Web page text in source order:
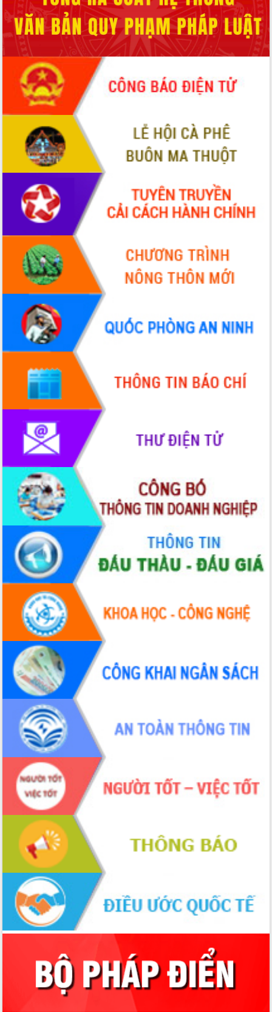
Tập huấn ứng dụng trí tuệ nhân tạo (AI)
trong thương mại điện tử năm 2026
Đoàn đại biểu Quốc hội tỉnh Đắk Lắk
trao đổi thông tin trước Kỳ họp thứ
nhất, Quốc hội khóa XVI
Quyết liệt cải cách hành chính, khơi
thông nguồn lực phát triển
Nâng cao hiệu lực, hiệu quả HĐND
tỉnh thông qua hiện đại hóa hành chính
Xã Ea Phê gắn cải cách hành chính với
chuyển đổi số
Phó Chủ tịch Thường trực UBND tỉnh
Hồ Thị Nguyên Thảo làm việc tại Trung
tâm Phục vụ hành chính công xã Ea
Phê
Xây dựng nền hành chính số đồng
hành cùng nông dân dân, doanh nghiệp
Giai đoạn 2026-2030, Đắk Lắk phấn
đấu có 77% xã đạt chuẩn nông thôn
mới
Chuyển đổi số 'mở đường' cho nông
nghiệp Đắk Lắk tăng trưởng bứt phá
Triển khai đồng bộ đo đạc, lập hồ sơ
địa chính, hoàn thiện cơ sở dữ liệu đất
đai
Ứng dụng sinh trắc học - Bước tiến
trong hành trình chuyển đổi số tại Đắk
Đắk Lắk nâng cao hiệu quả công tác
Đảng từ Sổ tay đảng viên điện tử
Đắk Lắk đẩy mạnh nuôi biển công
nghệ, hướng tới phát triển thủy sản
bền vững
Tập huấn nâng cao năng lực triển khai
chuyển đổi số cho cán bộ, công chức
cấp xã
Đắk Lắk phát động hưởng ứng Ngày
Quyền của người tiêu dùng Việt Nam
2026
Đẩy mạnh cải cách hành chính, quyết
tâm đạt được mục tiêu tăng trưởng
hai con số trong năm 2026
Tổ chức trang trọng Lễ hội Đền thờ
Lương Văn Chánh năm 2026
Phó Bí thư Tỉnh ủy Đắk Lắk Đỗ Hữu
Huy giữ chức Bí thư Đảng ủy Ủy Ban
Nhân dân tỉnh
Bệnh án điện tử thúc đẩy chuyển đổi
số y tế tại Đắk Lắk
Chuyển đổi số thư viện: Mở rộng
không gian tri thức trong thời đại số
Đánh giá, rút kinh nghiệm công tác tổ
chức diễn tập trước ngày bầu cử
Chương trình “Gặp gỡ hữu nghị –
Friendship Meeting New Year 2026”
Bầu cử Quốc hội và HĐND: Cử tri Đắk
Lắk gửi gắm niềm tin, kỳ vọng vào lá
phiếu
Đắk Lắk sẵn sàng các điều kiện cho
Ngày hội bầu cử đại biểu Quốc hội
khóa XVI và HĐND các cấp nhiệm kỳ
2026-2031
Đảm bảo cuộc bầu cử đại biểu Quốc
hội và đại biểu HĐND các cấp diễn ra
an toàn, hiệu quả, đúng quy định
Thủ tướng Chính phủ Phạm Minh Chính
kiểm tra, chỉ đạo hoàn thành các dự
án cao tốc và thăm khu tái định cư tại
Đắk Lắk
Sôi nổi Hội đua ngựa truyền thống Gò
Thì Thùng mừng Xuân Bính Ngọ 2026
Lãnh đạo tỉnh dâng hương tưởng niệm
tại Đập Đồng Cam đầu Xuân Bính Ngọ
Ngành nông nghiệp phấn đấu tăng
trưởng đạt 5,86% trong năm 2026